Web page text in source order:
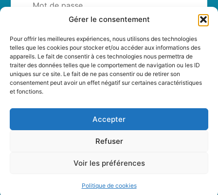
Gérer le consentement
Pour offrir les meilleures expériences, nous utilisons des technologies
telles que les cookies pour stocker et/ou accéder aux informations des
appareils. Le fait de consentir à ces technologies nous permettra de
traiter des données telles que le comportement de navigation ou les ID
uniques sur ce site. Le fait de ne pas consentir ou de retirer son
consentement peut avoir un effet négatif sur certaines caractéristiques
et fonctions.
Accepter
Refuser
Voir les préférences
Politique de cookies
Mot de passe
Se souvenir de moi
Mot de passe perdu ?